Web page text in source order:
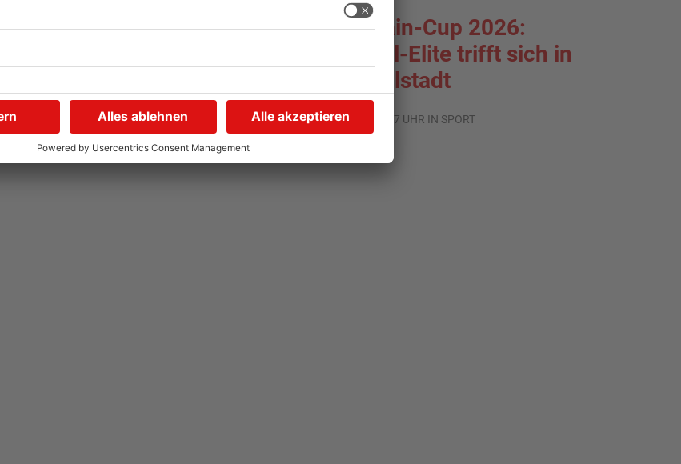
Saisonstart für Viktoria
01.08.2026, 08:40 UHR IN SPORT
Untermain-Cup 2026:
Handball-Elite trifft sich in
Großwallstadt
01.08.2026, 08:37 UHR IN SPORT